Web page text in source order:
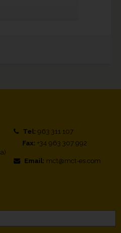
Tel: 963 311 107
Fax: +34 963 307 992
Email: mct@mct-es.com